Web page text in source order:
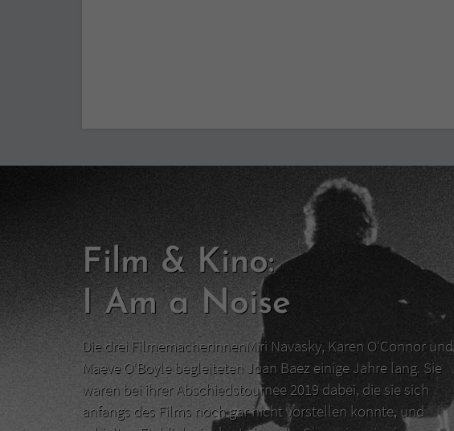
Film & Kino:
I Am a Noise
Die drei FilmemacherinnenMiri Navasky, Karen O‘Connor und
Maeve O‘Boyle begleiteten Joan Baez einige Jahre lang. Sie
waren bei ihrer Abschiedstournee 2019 dabei, die sie sich
anfangs des Films noch gar nicht vorstellen konnte, und